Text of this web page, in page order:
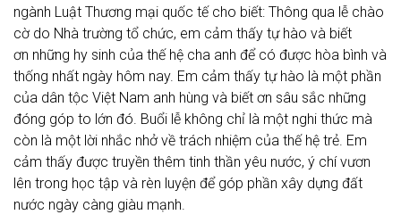
ngành Luật Thương mại quốc tế cho biết: Thông qua lễ chào
cờ do Nhà trường tổ chức, em cảm thấy tự hào và biết
ơn những hy sinh của thế hệ cha anh để có được hòa bình và
thống nhất ngày hôm nay. Em cảm thấy tự hào là một phần
của dân tộc Việt Nam anh hùng và biết ơn sâu sắc những
đóng góp to lớn đó. Buổi lễ không chỉ là một nghi thức mà
còn là một lời nhắc nhở về trách nhiệm của thế hệ trẻ. Em
cảm thấy được truyền thêm tinh thần yêu nước, ý chí vươn
lên trong học tập và rèn luyện để góp phần xây dựng đất
nước ngày càng giàu mạnh.